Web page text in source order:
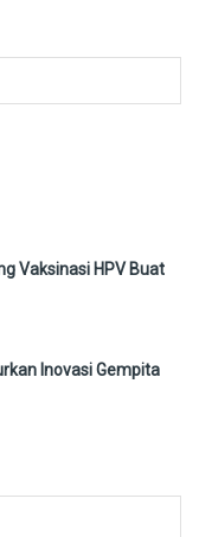
Vaksinasi HPV Buat
Inovasi Gempita